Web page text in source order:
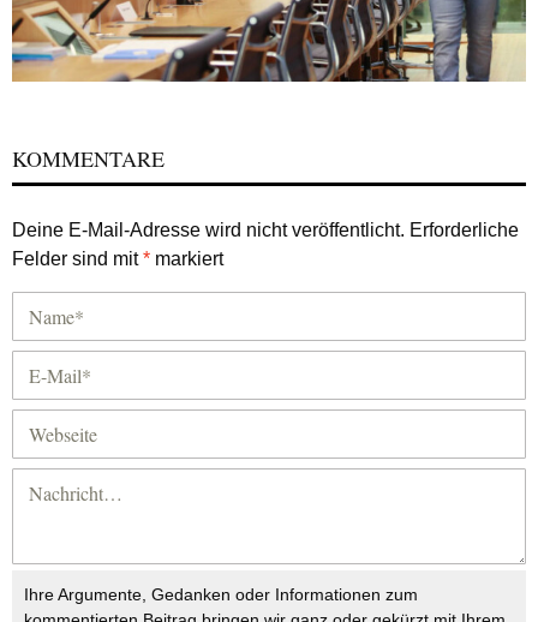
KOMMENTARE
Deine E-Mail-Adresse wird nicht veröffentlicht. Erforderliche
Felder sind mit* markiert
Ihre Argumente, Gedanken oder Informationen zum